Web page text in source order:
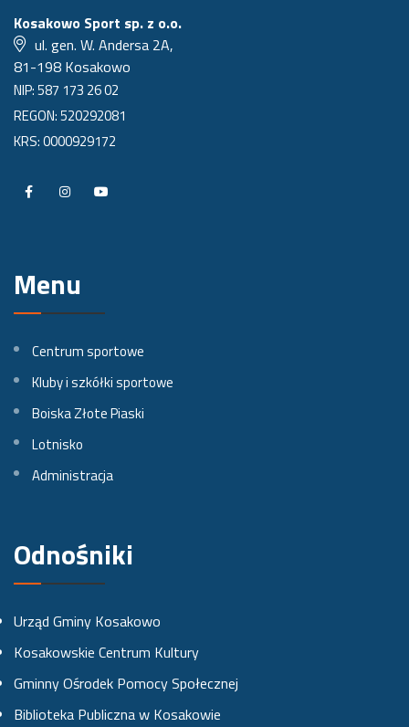
Kosakowo Sport sp. z o.o.
ul. gen. W. Andersa 2A,
81-198 Kosakowo
NIP: 587 173 26 02
REGON: 520292081
KRS: 0000929172
P
f
F
a
b
o
k
u
P
f
I
n
a
r
a
m
i
o
t
u
e
Menu
Centrum sportowe
Kluby i szkółki sportowe
Boiska Złote Piaski
Lotnisko
Administracja
Odnośniki
Urząd Gminy Kosakowo
Kosakowskie Centrum Kultury
Gminny Ośrodek Pomocy Społecznej
Biblioteka Publiczna w Kosakowie